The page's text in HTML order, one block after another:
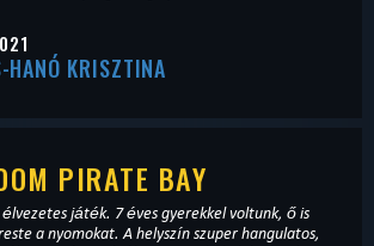
HANÓ KRISZTINA
PIRATE BAY
játék. 7 éves gyerekkel voltunk, ő is
a nyomokat. A helyszín szuper hangulatos,